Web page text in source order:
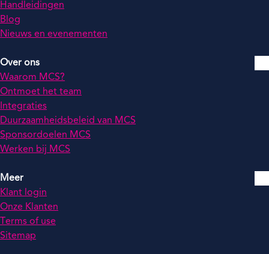
Handleidingen
Blog
Nieuws en evenementen
Over ons
Waarom MCS?
Ontmoet het team
Integraties
Duurzaamheidsbeleid van MCS
Sponsordoelen MCS
Werken bij MCS
Meer
Klant login
Onze Klanten
Terms of use
Sitemap